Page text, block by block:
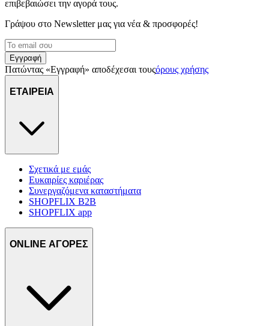
επιβεβαιώσει την αγορά τους.
Γράψου στο Νewsletter μας για νέα & προσφορές!
Εγγραφή
Πατώντας «Εγγραφή» αποδέχεσαι τουςόρους χρήσης
ΕΤΑΙΡΕΙΑ
Σχετικά με εμάς
Ευκαιρίες καριέρας
Συνεργαζόμενα καταστήματα
SHOPFLIX B2B
SHOPFLIX app
ONLINE ΑΓΟΡΕΣ